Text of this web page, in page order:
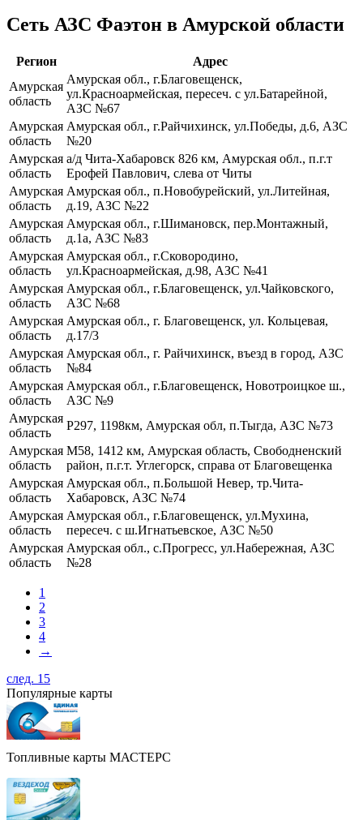
Сеть АЗС Фаэтон в Амурской области
Регион
Адрес
Амурская
область
Амурская обл., г.Благовещенск,
ул.Красноармейская, пересеч. с ул.Батарейной,
АЗС №67
Амурская
область
Амурская обл., г.Райчихинск, ул.Победы, д.6, АЗС
№20
Амурская
область
а/д Чита-Хабаровск 826 км, Амурская обл., п.г.т
Ерофей Павлович, слева от Читы
Амурская
область
Амурская обл., п.Новобурейский, ул.Литейная,
д.19, АЗС №22
Амурская
область
Амурская обл., г.Шимановск, пер.Монтажный,
д.1а, АЗС №83
Амурская
область
Амурская обл., г.Сковородино,
ул.Красноармейская, д.98, АЗС №41
Амурская
область
Амурская обл., г.Благовещенск, ул.Чайковского,
АЗС №68
Амурская
область
Амурская обл., г. Благовещенск, ул. Кольцевая,
д.17/3
Амурская
область
Амурская обл., г. Райчихинск, въезд в город, АЗС
№84
Амурская
область
Амурская обл., г.Благовещенск, Новотроицкое ш.,
АЗС №9
Амурская
область
Р297, 1198км, Амурская обл, п.Тыгда, АЗС №73
Амурская
область
М58, 1412 км, Амурская область, Свободненский
район, п.г.т. Углегорск, справа от Благовещенка
Амурская
область
Амурская обл., п.Большой Невер, тр.Чита-
Хабаровск, АЗС №74
Амурская
область
Амурская обл., г.Благовещенск, ул.Мухина,
пересеч. с ш.Игнатьевское, АЗС №50
Амурская
область
Амурская обл., с.Прогресс, ул.Набережная, АЗС
№28
1
2
3
4
→
след. 15
Популярные карты
Топливные карты МАСТЕРС